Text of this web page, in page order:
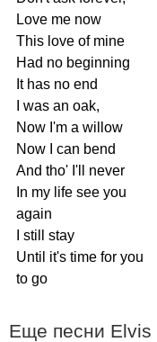
Love me now
This love of mine
Had no beginning
It has no end
was an oak,
Now I'm a willow
Now
can bend
And tho' I'll
never
In my life see you
again
still
stay
Until it's time for you
to go
Еще песни Elvis